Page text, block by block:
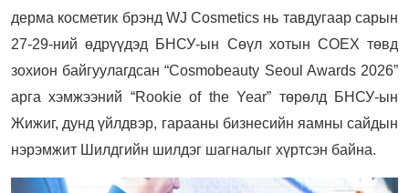
дерма косметик брэнд WJ Cosmetics нь тавдугаар сарын
27-29-ний өдрүүдэд БНСУ-ын Сөүл хотын COEX төвд
зохион байгуулагдсан “Cosmobeauty Seoul Awards 2026”
арга хэмжээний “Rookie of the Year” төрөлд БНСУ-ын
Жижиг, дунд үйлдвэр, гарааны бизнесийн яамны сайдын
нэрэмжит Шилдгийн шилдэг шагналыг хүртсэн байна.